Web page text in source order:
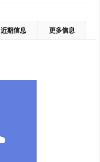
近期信息 更多信息